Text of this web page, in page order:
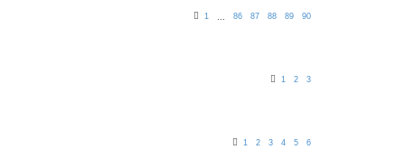
1 86 87 88 89 90
1 2 3
1 2 3 4 5 6